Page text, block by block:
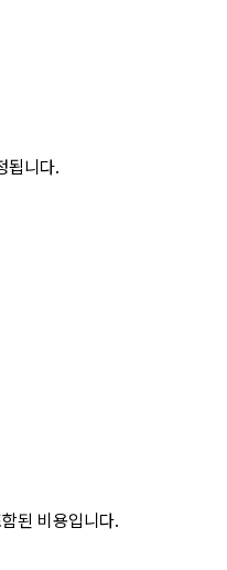
됩니다.
된 비용입니다.